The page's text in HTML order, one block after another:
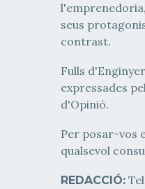
seus
contrast.
Fulls
expressades
d'Opinió.
Per posar-vos
qualsevol
REDACCIÓ: